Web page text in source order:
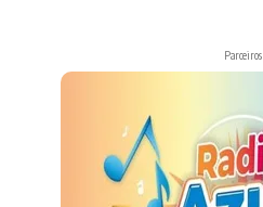
Parceiros